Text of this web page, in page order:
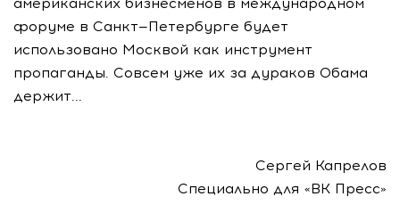
форуме в Санкт—Петербурге будет
использовано Москвой как инструмент
пропаганды. Совсем уже их за дураков Обама
держит...
Сергей Капрелов
Специально для «ВК Пресс»